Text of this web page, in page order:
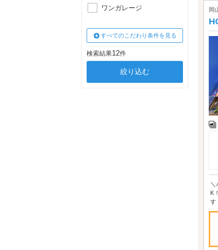
岡
＼
K
す
ワンガレージ
すべてのこだわり条件を見る
検索結果12件